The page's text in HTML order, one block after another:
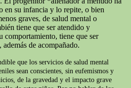
en su infancia y lo repite, o bien
graves, de salud mental o
tiene que ser atendido y
comportamiento, tiene que ser
de acompañado.
que los servicios de salud mental
sean conscientes, sin eufemismos y
de la gravedad y el impacto grave